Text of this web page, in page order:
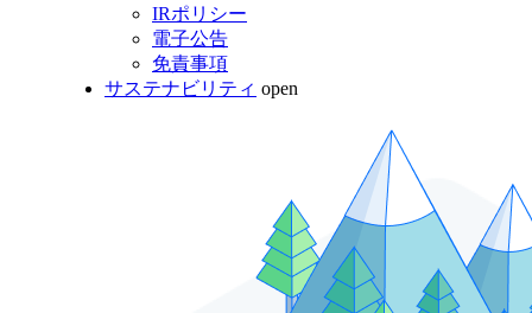
IRポリシー
電子公告
免責事項
サステナビリティ open